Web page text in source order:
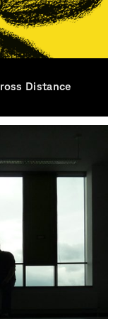
Distance